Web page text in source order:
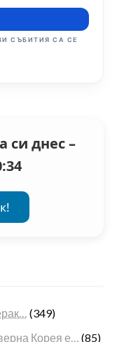
СЪБИТИЯ СА СЕ
си днес –
(349)
Корея е… (85)